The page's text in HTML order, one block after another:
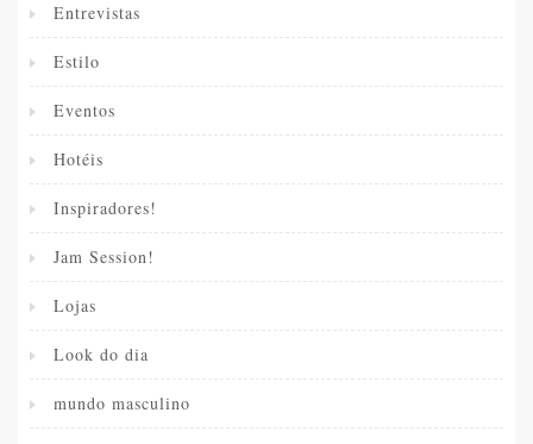
Entrevistas
Estilo
Eventos
Hotéis
Inspiradores!
Jam Session!
Lojas
Look do dia
mundo masculino